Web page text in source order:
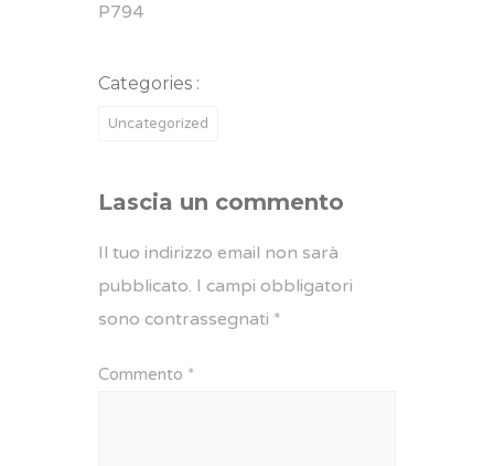
P794
Categories :
Uncategorized
Lascia un commento
Il tuo indirizzo email non sarà
pubblicato. I campi obbligatori
sono contrassegnati *
Commento *